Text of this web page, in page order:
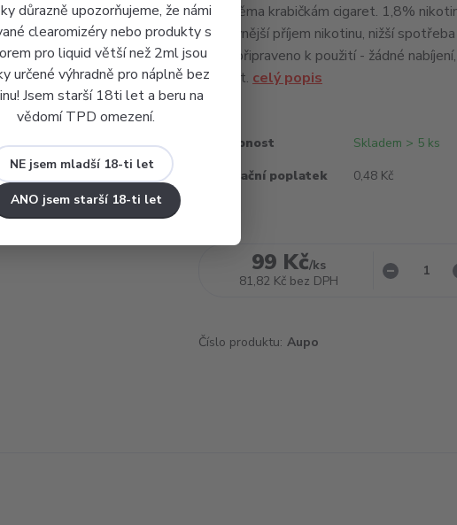
důrazně upozorňujeme, že námi
clearomizéry nebo produkty s
pro liquid větší než 2ml jsou
určené výhradně pro náplně bez
Jsem starší 18ti let a beru na
vědomí TPD omezení.
NE jsem mladší 18-ti let
ANO jsem starší 18-ti let
než dvěma krabičkám cigaret. 1,8%
efektivnější příjem nikotinu, nižší
Ihned připraveno k použití - žádné
rozbalit. celý popis
Dostupnost
Skladem > 5 ks
Recyklační poplatek
0,48 Kč
99 Kč/ks
81,82 Kč bez DPH
Číslo produktu: Aupo